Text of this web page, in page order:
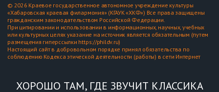
© 2026 Краевое государственное автономное учреждение культуры
«Хабаровская краевая филармония» (КГАУК «ХКФ») Все права защищены
гражданским законодательством Российской Федерации.
При цитировании и использовании в информационных, научных, учебных
или культурных целях указание на источник является обязательным (путем
размещения гиперссылки https://phildv.ru)
Настоящий сайт в добровольном порядке принял обязательства по
соблюдению Кодекса этической деятельности (работы) в сети Интернет
ХОРОШО ТАМ, ГДЕ ЗВУЧИТ КЛАССИКА